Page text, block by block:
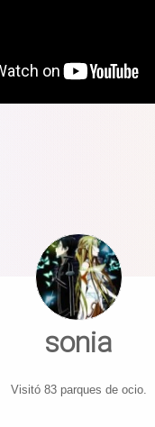
sonia
Visitó 83 parques de ocio.